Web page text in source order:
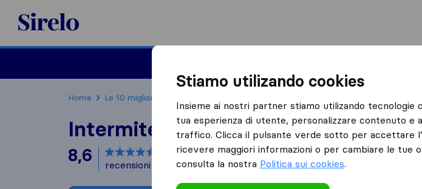
Sirelo.it
Home Le 10 migliori aziende di traslochi in Italia
Intermite Traslochi
8,6 basato su16
recensioni di Sirelo e Google
i
Stiamo utilizando cookies
Insieme ai nostri partner stiamo utilizando
tua esperienza di utente, personalizzare contenuto e
traffico. Clicca il pulsante verde sotto per accettare
ricevere maggiori informazioni o per cambiare le tue
consulta la nostra Politica sui cookies.